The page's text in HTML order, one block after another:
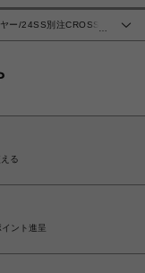
…
ー/24SS別注CROSS
る
ント進呈